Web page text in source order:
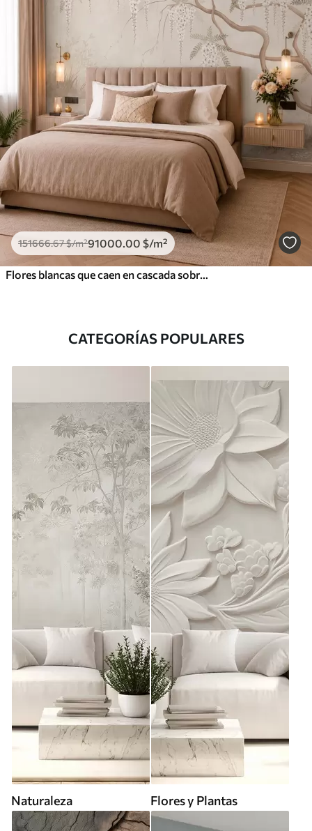
151666.67$/m²91000 .00 $/m²
CATEGORÍAS POPULARES
Naturaleza Flores y Plantas